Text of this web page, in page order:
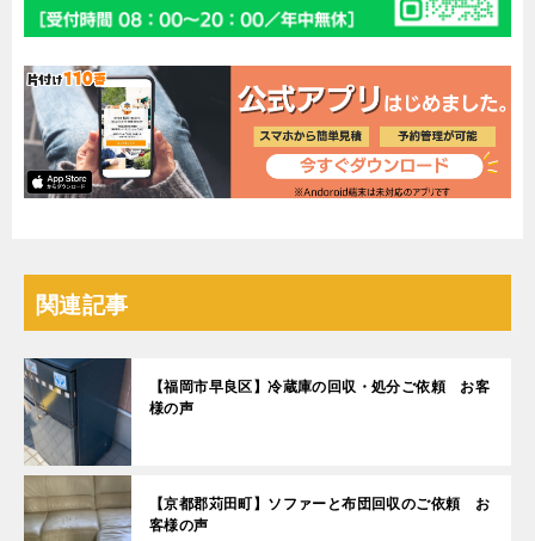
関連記事
【福岡市早良区】冷蔵庫の回収・処分ご依頼 お客
様の声
【京都郡苅田町】ソファーと布団回収のご依頼 お
客様の声